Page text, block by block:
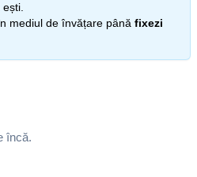
mediul de învățare până fixezi
încă.